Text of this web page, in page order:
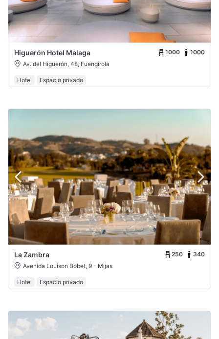
Higuerón Hotel Malaga 1000
1000
Av. del Higuerón, 48, Fuengirola
Hotel Espacio privado
La Zambra 250
340
Avenida Louison Bobet, 9 - Mijas
Hotel Espacio privado